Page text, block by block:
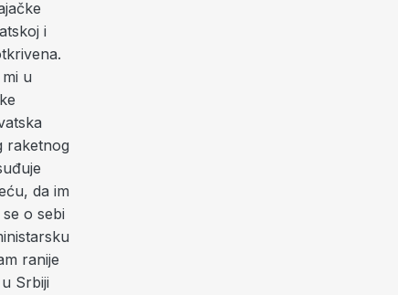
i
u
raketnog
da im
o sebi
ranije
Srbiji